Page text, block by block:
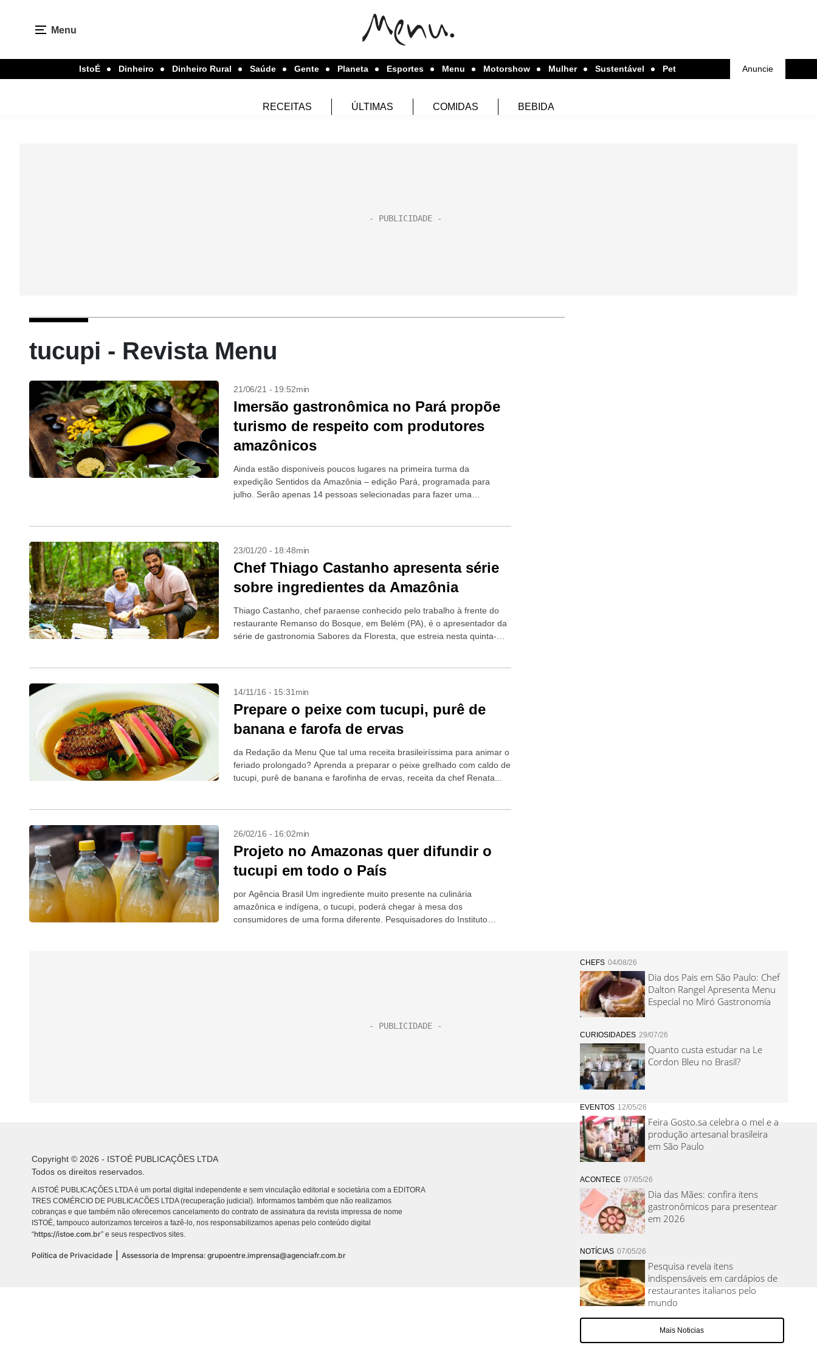
Menu
IstoÉ Dinheiro Dinheiro Rural Saúde Gente Planeta Esportes Menu Motorshow Mulher Sustentável Pet Anuncie
RECEITAS ÚLTIMAS COMIDAS BEBIDA
tucupi - Revista Menu
21/06/21 - 19:52min
Imersão gastronômica no Pará propõe
turismo de respeito com produtores
amazônicos
Ainda estão disponíveis poucos lugares na primeira turma da
expedição Sentidos da Amazônia – edição Pará, programada para
julho. Serão apenas 14 pessoas selecionadas para fazer uma
23/01/20 - 18:48min
Chef Thiago Castanho apresenta série
sobre ingredientes da Amazônia
Thiago Castanho, chef paraense conhecido pelo trabalho à frente do
restaurante Remanso do Bosque, em Belém (PA), é o apresentador da
série de gastronomia Sabores da Floresta, que estreia nesta quinta-
14/11/16 - 15:31min
Prepare o peixe com tucupi, purê de
banana e farofa de ervas
da Redação da Menu Que tal uma receita brasileiríssima para animar o
feriado prolongado? Aprenda a preparar o peixe grelhado com caldo de
tucupi, purê de banana e farofinha de ervas, receita da chef Renata...
26/02/16 - 16:02min
Projeto no Amazonas quer difundir o
tucupi em todo o País
por Agência Brasil Um ingrediente muito presente na culinária
amazônica e indígena, o tucupi, poderá chegar à mesa dos
consumidores de uma forma diferente. Pesquisadores do Instituto
CHEFS 04/08/26
Dia dos Pais em São Paulo: Chef
Dalton Rangel Apresenta Menu
Especial no Miró Gastronomia
CURIOSIDADES 29/07/26
Quanto custa estudar na Le
Cordon Bleu no Brasil?
EVENTOS 12/05/26
Feira Gosto.sa celebra o mel e a
produção artesanal brasileira
em São Paulo
ACONTECE 07/05/26
Dia das Mães: confira itens
gastronômicos para presentear
em 2026
NOTÍCIAS 07/05/26
Pesquisa revela itens
indispensáveis em cardápios de
restaurantes italianos pelo
mundo
Mais Noticias
Copyright © 2026 - ISTOÉ PUBLICAÇÕES LTDA
Todos os direitos reservados.
A ISTOÉ PUBLICAÇÕES LTDA é um portal digital independente e sem vinculação editorial e societária com a EDITORA
TRES COMÉRCIO DE PUBLICACÕES LTDA (recuperação judicial). Informamos também que não realizamos
cobranças e que também não oferecemos cancelamento do contrato de assinatura da revista impressa de nome
ISTOÉ, tampouco autorizamos terceiros a fazê-lo, nos responsabilizamos apenas pelo conteúdo digital
“https://istoe.com.br” e seus respectivos sites.
Política de Privacidade Assessoria de Imprensa: grupoentre.imprensa@agenciafr.com.br